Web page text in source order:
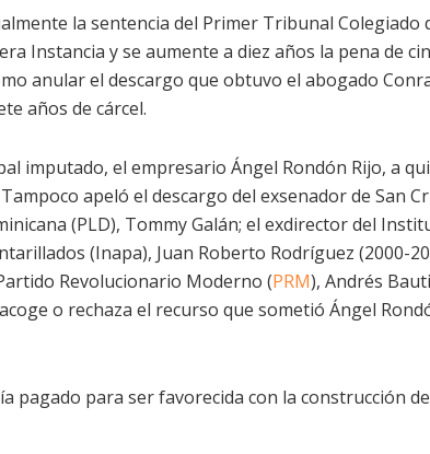
la sentencia del Primer Tribunal Colegiado
Instancia y se aumente a diez años la pena de
anular el descargo que obtuvo el abogado
años de cárcel.
imputado, el empresario Ángel Rondón Rijo, a
apeló el descargo del exsenador de San
(PLD), Tommy Galán; el exdirector del
(Inapa), Juan Roberto Rodríguez (2000-
Revolucionario Moderno (PRM), Andrés
o rechaza el recurso que sometió Ángel
pagado para ser favorecida con la construcción